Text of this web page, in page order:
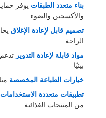
بناء متعدد الطبقات يوفر
والأكسجين والضوء
تصميم قابل لإعادة الإغلاق
الراحة
مواد قابلة لإعادة التدوير
بيئيًا
خيارات الطباعة المخصصة
تطبيقات متعددة الاستخدامات
من المنتجات الغذائية